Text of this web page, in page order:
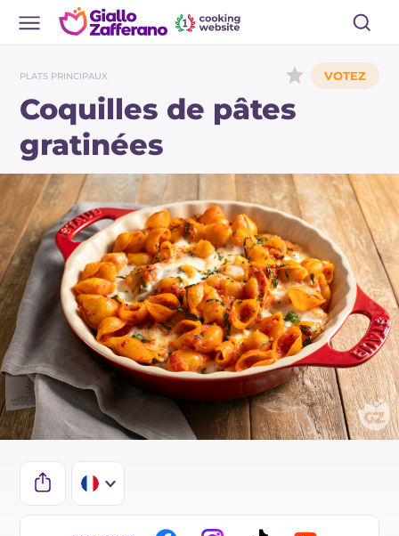
PLATS PRINCIPAUX
Coquilles de pâtes
gratinées
IT